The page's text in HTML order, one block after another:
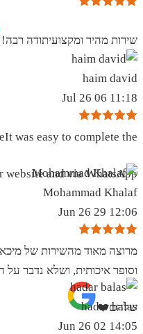
שירות מהיר ומקצועיתודה רבה!
haim david
11:18 06 Jul 26
was easy to complete the
website and via WhatsApp
Mohammad Khalaf
12:06 29 Jun 26
מרוצה מאוד מהשירות של
וסופר איכותית, ושלא נדבר
שלהם❤️
hadar balas
14:05 02 Jun 26